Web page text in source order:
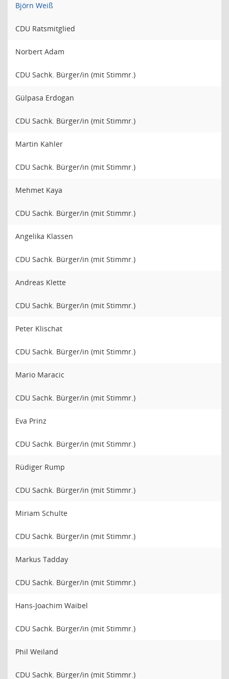
Björn Weiß
CDU Ratsmitglied
Norbert Adam
CDU Sachk. Bürger/in (mit Stimmr.)
Gülpasa Erdogan
CDU Sachk. Bürger/in (mit Stimmr.)
Martin Kahler
CDU Sachk. Bürger/in (mit Stimmr.)
Mehmet Kaya
CDU Sachk. Bürger/in (mit Stimmr.)
Angelika Klassen
CDU Sachk. Bürger/in (mit Stimmr.)
Andreas Klette
CDU Sachk. Bürger/in (mit Stimmr.)
Peter Klischat
CDU Sachk. Bürger/in (mit Stimmr.)
Mario Maracic
CDU Sachk. Bürger/in (mit Stimmr.)
Eva Prinz
CDU Sachk. Bürger/in (mit Stimmr.)
Rüdiger Rump
CDU Sachk. Bürger/in (mit Stimmr.)
Miriam Schulte
CDU Sachk. Bürger/in (mit Stimmr.)
Markus Tadday
CDU Sachk. Bürger/in (mit Stimmr.)
Hans-Joachim Waibel
CDU Sachk. Bürger/in (mit Stimmr.)
Phil Weiland
CDU Sachk. Bürger/in (mit Stimmr.)